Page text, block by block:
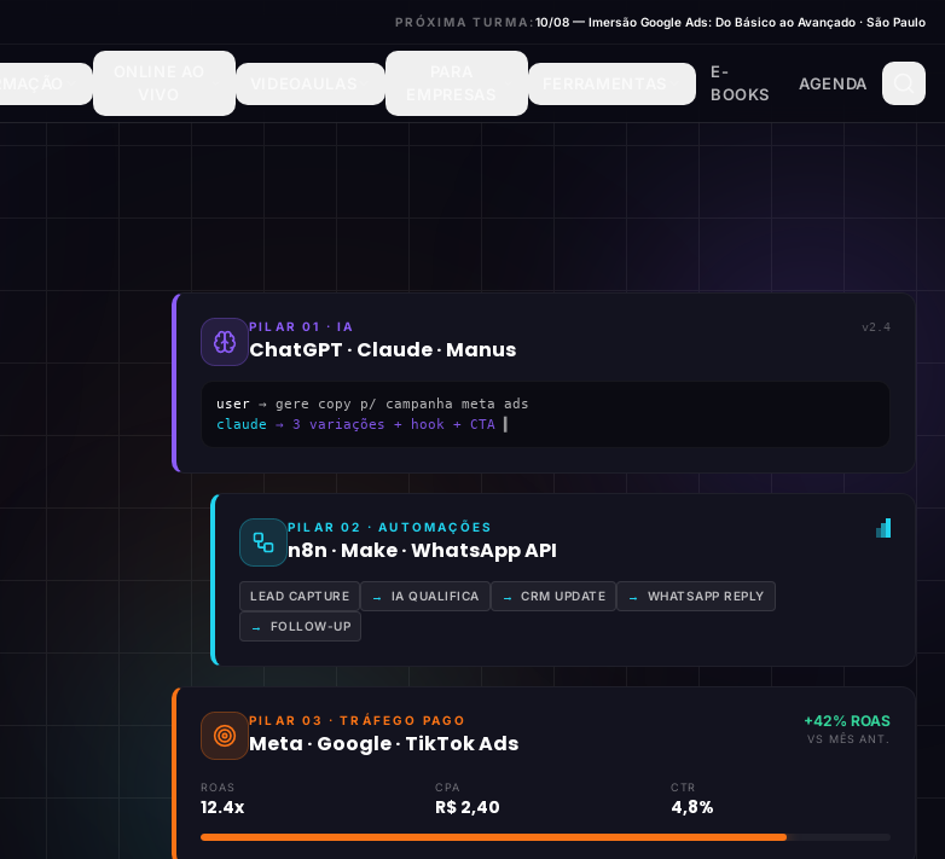
PRÓXIMA TURMA:10/08 — Imersão Google Ads: Do Básico ao Avançado · São Paulo
E-
BOOKS
AGENDA
PILAR 01 · IA
ChatGPT · Claude · Manus
v2.4
user → gere copy p/ campanha meta ads
claude → 3 variações + hook + CTA
PILAR 02 · AUTOMAÇÕES
n8n · Make · WhatsApp API
LEAD CAPTURE → IA QUALIFICA → CRM UPDATE → WHATSAPP REPLY
→ FOLLOW-UP
PILAR 03 · TRÁFEGO PAGO
Meta · Google · TikTok Ads
+42% ROAS
VS MÊS ANT.
ROAS
12.4x
CPA
R$ 2,40
CTR
4,8%